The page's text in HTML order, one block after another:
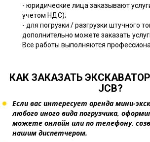
- юридические лица заказывают
учетом НДС);
- для погрузки / разгрузки штучного
дополнительно можете заказать
Все работы выполняются
КАК ЗАКАЗАТЬ
JCB?
Если вас интересует аренда мини-
любого иного вида погрузчика,
можете онлайн или по телефону,
нашим диспетчером.